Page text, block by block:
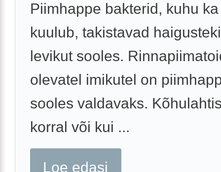
Piimhappe bakterid, kuhu
kuulub, takistavad
levikut sooles.
olevatel imikutel on
sooles valdavaks.
korral või kui ...
Loe edasi